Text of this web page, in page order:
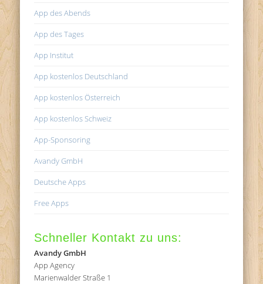
App des Abends
App des Tages
App Institut
App kostenlos Deutschland
App kostenlos Österreich
App kostenlos Schweiz
App-Sponsoring
Avandy GmbH
Deutsche Apps
Free Apps
Schneller Kontakt zu uns:
Avandy GmbH
App Agency
Marienwalder Straße 1